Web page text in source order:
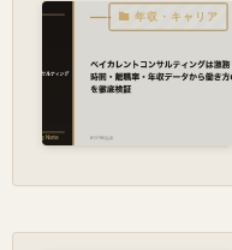
年収・キャリア